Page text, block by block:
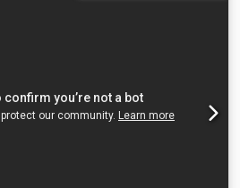
2 a 3x maior da cinta de
pode ser operado
volantes manuais ou uma